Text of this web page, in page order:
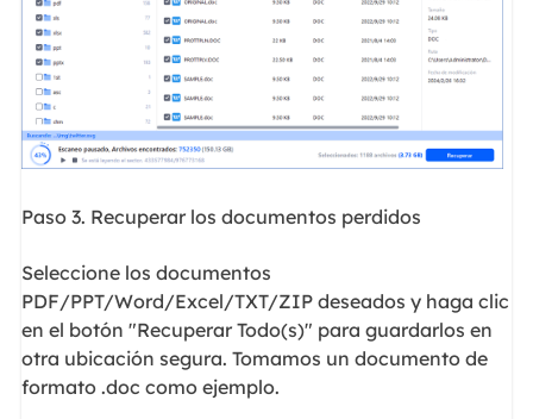
Paso 3. Recuperar los documentos perdidos
Seleccione los documentos
PDF/PPT/Word/Excel/TXT/ZIP deseados y haga clic
en el botón "Recuperar Todo(s)" para guardarlos en
otra ubicación segura. Tomamos un documento de
formato .doc como ejemplo.